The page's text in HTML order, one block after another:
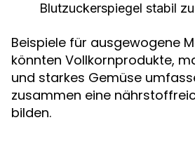
Blutzuckerspiegel stabil
Beispiele für ausgewogene
könnten Vollkornprodukte,
und starkes Gemüse
zusammen eine
bilden.